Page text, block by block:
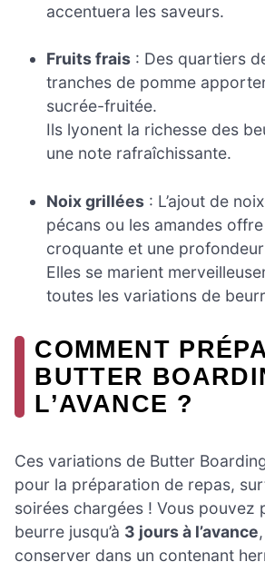
accentuera les saveurs.
Fruits frais : Des quartiers
tranches de pomme
sucrée-fruitée.
Ils lyonent la richesse des
une note rafraîchissante.
Noix grillées : L’ajout de
pécans ou les amandes
croquante et une
Elles se marient
toutes les variations de
COMMENT
BUTTER
L’AVANCE ?
Ces variations de Butter
pour la préparation de repas,
soirées chargées ! Vous pouvez
beurre jusqu’à 3 jours à l’avance
conserver dans un contenant